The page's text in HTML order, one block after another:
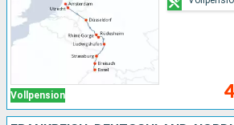
Vollpension